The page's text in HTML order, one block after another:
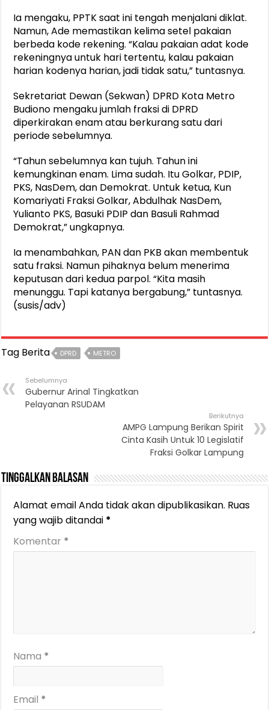
Ia mengaku, PPTK saat ini tengah menjalani diklat.
Namun, Ade memastikan kelima setel pakaian
berbeda kode rekening. “Kalau pakaian adat kode
rekeningnya untuk hari tertentu, kalau pakaian
harian kodenya harian, jadi tidak satu,” tuntasnya.
Sekretariat Dewan (Sekwan) DPRD Kota Metro
Budiono mengaku jumlah fraksi di DPRD
diperkirakan enam atau berkurang satu dari
periode sebelumnya.
“Tahun sebelumnya kan tujuh. Tahun ini
kemungkinan enam. Lima sudah. Itu Golkar, PDIP,
PKS, NasDem, dan Demokrat. Untuk ketua, Kun
Komariyati Fraksi Golkar, Abdulhak NasDem,
Yulianto PKS, Basuki PDIP dan Basuli Rahmad
Demokrat,” ungkapnya.
Ia menambahkan, PAN dan PKB akan membentuk
satu fraksi. Namun pihaknya belum menerima
keputusan dari kedua parpol. “Kita masih
menunggu. Tapi katanya bergabung,” tuntasnya.
(susis/adv)
Tag Berita DPRD METRO
Sebelumnya
Gubernur Arinal Tingkatkan
Pelayanan RSUDAM
Berikutnya
AMPG Lampung Berikan Spirit
Cinta Kasih Untuk 10 Legislatif
Fraksi Golkar Lampung
Tinggalkan Balasan
Alamat email Anda tidak akan dipublikasikan. Ruas
yang wajib ditandai *
Komentar *
Nama *
Email *